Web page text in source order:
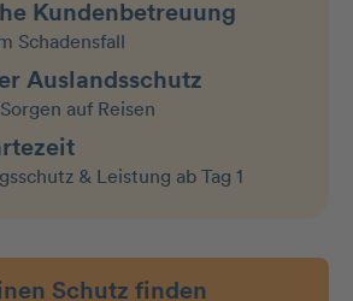
Kundenbetreuung
Schadensfall
Auslandsschutz
auf Reisen
& Leistung ab Tag 1
Schutz finden